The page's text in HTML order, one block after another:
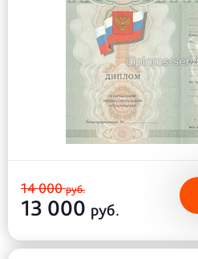
14 000руб.
13 000 руб.